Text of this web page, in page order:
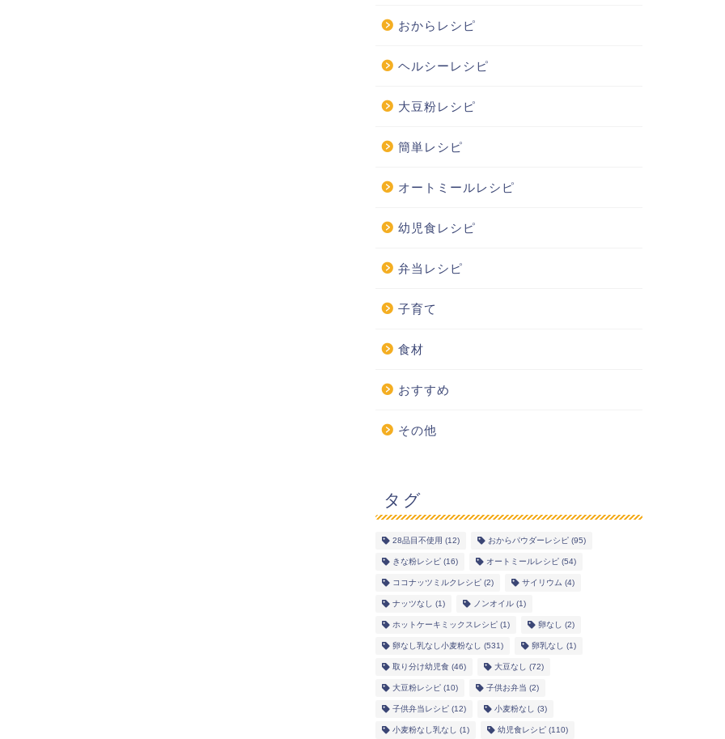
おからレシピ
ヘルシーレシピ
大豆粉レシピ
簡単レシピ
オートミールレシピ
幼児食レシピ
弁当レシピ
子育て
食材
おすすめ
その他
タグ
28品目不使用 (12) おからパウダーレシピ(95)
きな粉レシピ(16) オートミールレシピ(54)
ココナッツミルクレシピ(2) サイリウム (4)
ナッツなし (1) ノンオイル(1)
ホットケーキミックスレシピ(1) 卵なし (2)
卵なし乳なし小麦粉なし (531) 卵乳なし (1)
取り分け幼児食(46) 大豆なし (72)
大豆粉レシピ(10) 子供お弁当 (2)
子供弁当レシピ(12) 小麦粉なし (3)
小麦粉なし乳なし (1) 幼児食レシピ(110)